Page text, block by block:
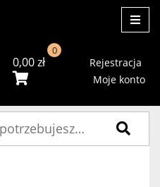
0,00zł
0
Rejestracja
Moje konto